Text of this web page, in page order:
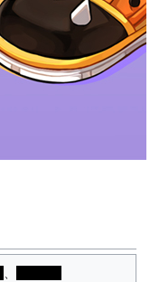
、